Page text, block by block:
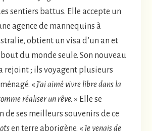
sentiers battus. Elle accepte un
agence de mannequins à
obtient un visa d’un an et
du monde seule. Son nouveau
rejoint ; ils voyagent plusieurs
«J’ai aimé vivre libre dans la
réaliser un rêve.» Elle se
de ses meilleurs souvenirs de ce
en terre aborigène. «Je venais de